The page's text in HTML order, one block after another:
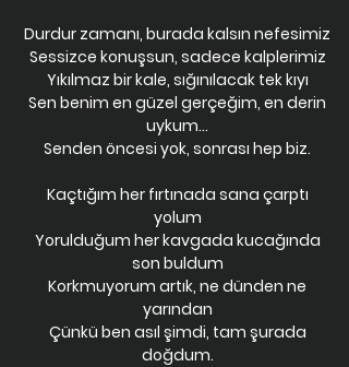
Durdur zamanı, burada kalsın nefesimiz
Sessizce konuşsun, sadece kalplerimiz
Yıkılmaz bir kale, sığınılacak tek kıyı
Sen benim en güzel gerçeğim, en derin
uykum...
Senden öncesi yok, sonrası hep biz.
Kaçtığım her fırtınada sana çarptı
yolum
Yorulduğum her kavgada kucağında
son buldum
Korkmuyorum artık, ne dünden ne
yarından
Çünkü ben asıl şimdi, tam şurada
doğdum.